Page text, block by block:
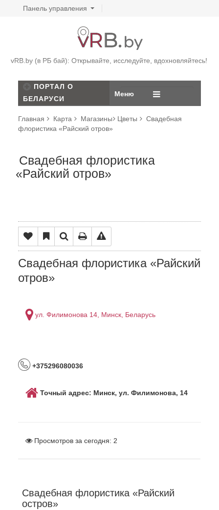
Панель управления
vRB.by (в РБ бай): Открывайте, исследуйте, вдохновляйтесь!
ПОРТАЛ О
БЕЛАРУСИ
Меню
Главная Карта Магазины Цветы
Свадебная
флористика «Райский отров»
Свадебная флористика
«Райский отров»
Свадебная флористика «Райский
отров»
ул. Филимонова 14, Минск, Беларусь
+375296080036
Точный адрес: Минск, ул. Филимонова, 14
Просмотров за сегодня: 2
Свадебная флористика «Райский
остров»